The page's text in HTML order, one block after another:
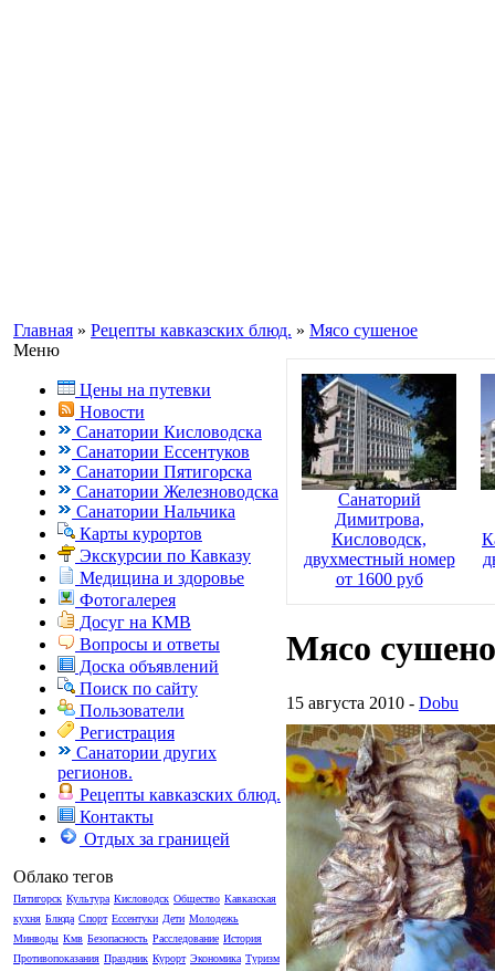
Главная » Рецепты кавказских блюд. » Мясо сушеное
Меню
Цены на путевки
Новости
Санатории Кисловодска
Санатории Ессентуков
Санатории Пятигорска
Санатории Железноводска
Санатории Нальчика
Карты курортов
Экскурсии по Кавказу
Медицина и здоровье
Фотогалерея
Досуг на КМВ
Вопросы и ответы
Доска объявлений
Поиск по сайту
Пользователи
Регистрация
Санатории других
регионов.
Рецепты кавказских блюд.
Контакты
Отдых за границей
Облако тегов
Пятигорск Культура Кисловодск Общество Кавказская
кухня Блюда Спорт Ессентуки Дети Молодежь
Минводы Кмв Безопасность Расследование История
Противопоказания Праздник Курорт Экономика Туризм
Санаторий
Димитрова,
Кисловодск,
двухместный номер
от 1600 руб
Мясо
15 августа 2010 - Dobu